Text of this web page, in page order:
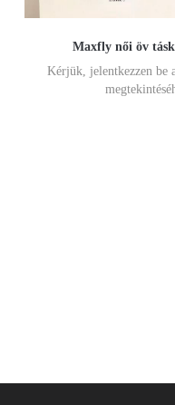
Maxfly női öv
Kérjük, jelentkezzen be